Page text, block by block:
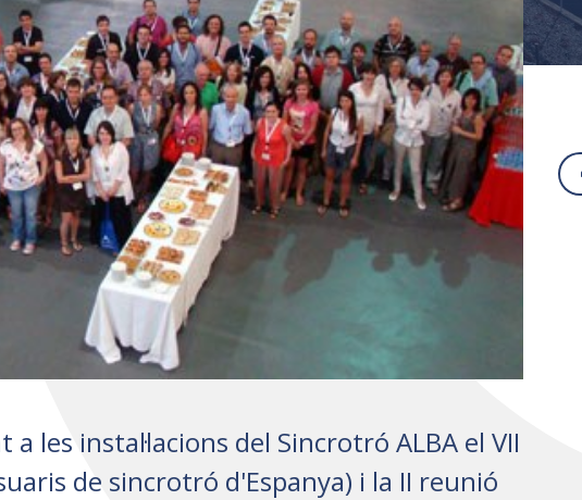
les instal·lacions del Sincrotró ALBA el VII
de sincrotró d'Espanya) i la II reunió